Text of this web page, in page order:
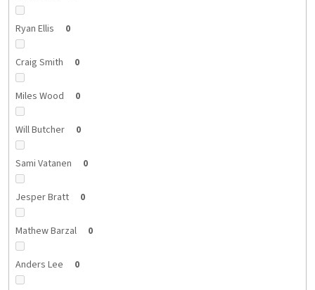
Ryan Ellis 0
Craig Smith 0
Miles Wood 0
Will Butcher 0
Sami Vatanen 0
Jesper Bratt 0
Mathew Barzal 0
Anders Lee 0